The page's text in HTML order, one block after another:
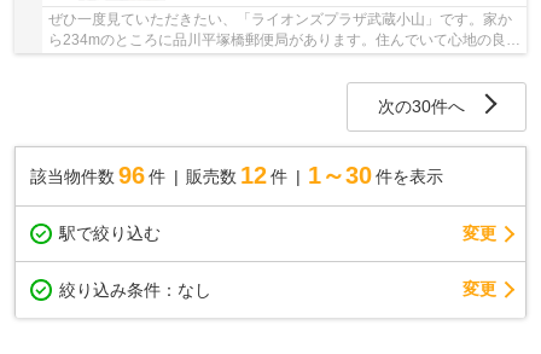
ぜひ一度見ていただきたい、「ライオンズプラザ武蔵小山」です。家か
ら234mのところに品川平塚橋郵便局があります。住んでいて心地の良い
次の30件へ
該当物件数 96件 販売数 12 件 1～30 件を表示
駅で絞り込む 変更
絞り込み条件： なし 変更